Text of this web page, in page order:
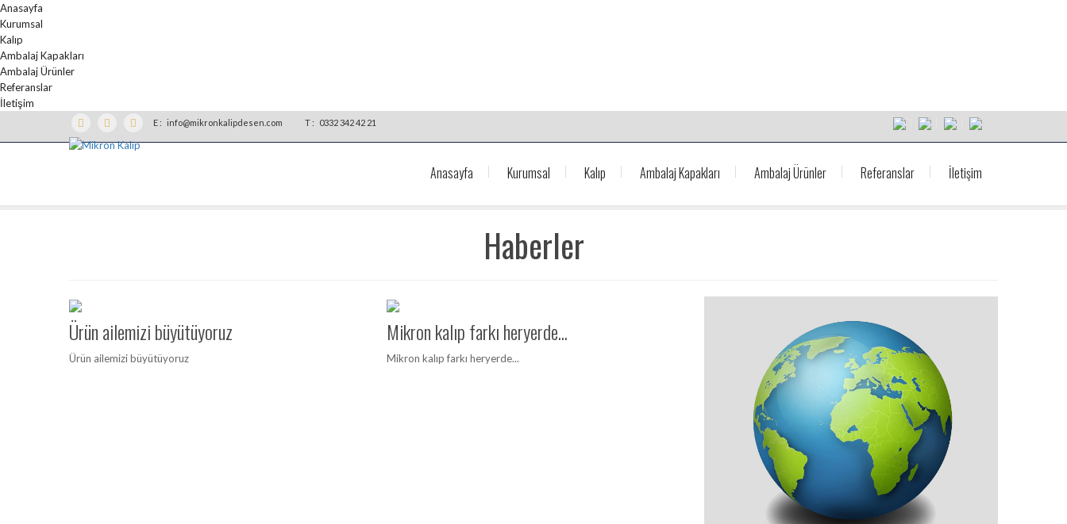
Anasayfa
Kurumsal
Kalıp
Ambalaj Kapakları
Ambalaj Ürünler
Referanslar
İletişim
E : info@mikronkalipdesen.com T : 0332 342 42 21
Anasayfa Kurumsal Kalıp Ambalaj Kapakları Ambalaj Ürünler Referanslar İletişim
Haberler
Ürün ailemizi büyütüyoruz
Ürün ailemizi büyütüyoruz
Mikron kalıp farkı heryerde...
Mikron kalıp farkı heryerde...